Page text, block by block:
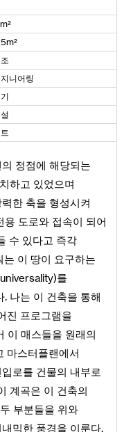
m²
m²
니어링
정점에 해당되는
하고 있었으며
한 축을 형성시켜
도로와 접속이 되어
수 있다고 즉각
이 땅이 요구하는
를
나는 이 건축을 통해
진 프로그램을
이 매스들을 원래의
마스터플랜에서
로를 건물의 내부로
계곡은 이 건축의
부분들을 위와
믹한 풍경을 이룬다.